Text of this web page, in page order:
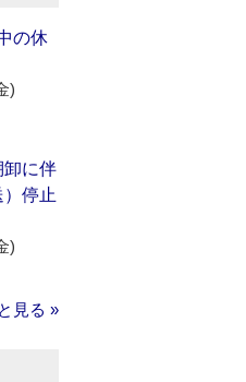
の休
)
卸に伴
停止
)
見る »